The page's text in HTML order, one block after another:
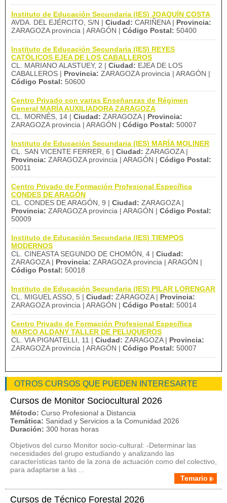
Instituto de Educación Secundaria (IES) JOAQUÍN COSTA
AVDA. DEL EJÉRCITO, S/N | Ciudad: CARIÑENA | Provincia:
ZARAGOZA provincia | ARAGÓN | Código Postal: 50400
Instituto de Educación Secundaria (IES) REYES
CATÓLICOS EJEA DE LOS CABALLEROS
CL. MARIANO ALASTUEY, 2 | Ciudad: EJEA DE LOS
CABALLEROS | Provincia: ZARAGOZA provincia | ARAGÓN |
Código Postal: 50600
Centro Privado con varias Enseñanzas de Régimen
General MARÍA AUXILIADORA ZARAGOZA
CL. MORNÉS, 14 | Ciudad: ZARAGOZA | Provincia:
ZARAGOZA provincia | ARAGÓN | Código Postal: 50007
Instituto de Educación Secundaria (IES) MARÍA MOLINER
CL. SAN VICENTE FERRER, 6 | Ciudad: ZARAGOZA |
Provincia: ZARAGOZA provincia | ARAGÓN | Código Postal:
50011
Centro Privado de Formación Profesional Específica
CONDES DE ARAGÓN
CL. CONDES DE ARAGÓN, 9 | Ciudad: ZARAGOZA |
Provincia: ZARAGOZA provincia | ARAGÓN | Código Postal:
50009
Instituto de Educación Secundaria (IES) TIEMPOS
MODERNOS
CL. CINEASTA SEGUNDO DE CHOMÓN, 4 | Ciudad:
ZARAGOZA | Provincia: ZARAGOZA provincia | ARAGÓN |
Código Postal: 50018
Instituto de Educación Secundaria (IES) PILAR LORENGAR
CL. MIGUEL ASSO, 5 | Ciudad: ZARAGOZA | Provincia:
ZARAGOZA provincia | ARAGÓN | Código Postal: 50014
Centro Privado de Formación Profesional Específica
MARCO ALDANY TALLER DE PELUQUEROS
CL. VIA PIGNATELLI, 11 | Ciudad: ZARAGOZA | Provincia:
ZARAGOZA provincia | ARAGÓN | Código Postal: 50007
OTROS CURSOS QUE PUEDEN INTERESARTE
Cursos de Monitor Sociocultural 2026
Método: Curso Profesional a Distancia
Temática: Sanidad y Servicios a la Comunidad 2026
Duración: 300 horas horas
Objetivos del curso Monitor socio-cultural: -Determinar las
necesidades del grupo estudiando y analizando las
características tanto de la zona de actuación como del colectivo,
para adaptarse a las ...
Temario
Cursos de Técnico Forestal 2026